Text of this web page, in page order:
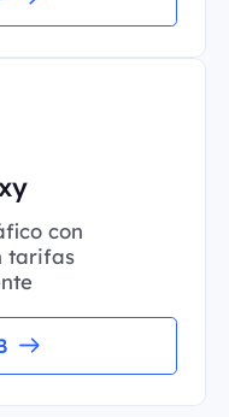
con
tarifas